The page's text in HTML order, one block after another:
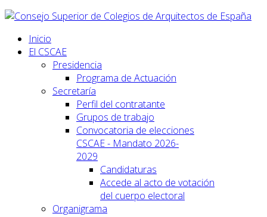
Inicio
El CSCAE
Presidencia
Programa de Actuación
Secretaría
Perfil del contratante
Grupos de trabajo
Convocatoria de elecciones
CSCAE - Mandato 2026-
2029
Candidaturas
Accede al acto de votación
del cuerpo electoral
Organigrama